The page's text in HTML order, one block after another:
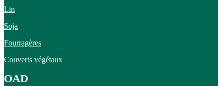
Lin
Soja
Fourragères
Couverts végétaux
OAD